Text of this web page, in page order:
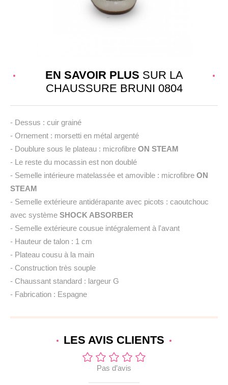
EN SAVOIR PLUS SUR LA
CHAUSSURE BRUNI 0804
- Dessus : cuir grainé
- Ornement : morsetti en métal argenté
- Doublure sous le plateau : microfibre ON STEAM
- Le reste du mocassin est non doublé
- Semelle intérieure matelassée et amovible : microfibre ON
STEAM
- Semelle extérieure antidérapante avec picots : caoutchouc
avec système SHOCK ABSORBER
- Semelle extérieure cousue intégralement à l'avant
- Hauteur de talon : 1 cm
- Plateau cousu à la main
- Construction très souple
- Chaussant standard : largeur G
- Fabrication : Espagne
LES AVIS CLIENTS
Pas d’avis